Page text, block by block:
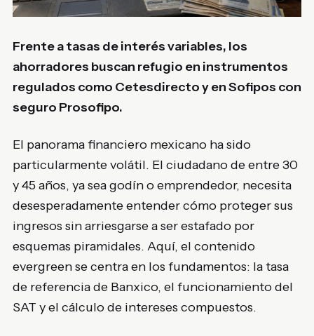
Frente a tasas de interés variables, los
ahorradores buscan refugio en instrumentos
regulados como Cetesdirecto y en Sofipos con
seguro Prosofipo.
El panorama financiero mexicano ha sido
particularmente volátil. El ciudadano de entre 30
y 45 años, ya sea godín o emprendedor, necesita
desesperadamente entender cómo proteger sus
ingresos sin arriesgarse a ser estafado por
esquemas piramidales. Aquí, el contenido
evergreen se centra en los fundamentos: la tasa
de referencia de Banxico, el funcionamiento del
SAT y el cálculo de intereses compuestos.